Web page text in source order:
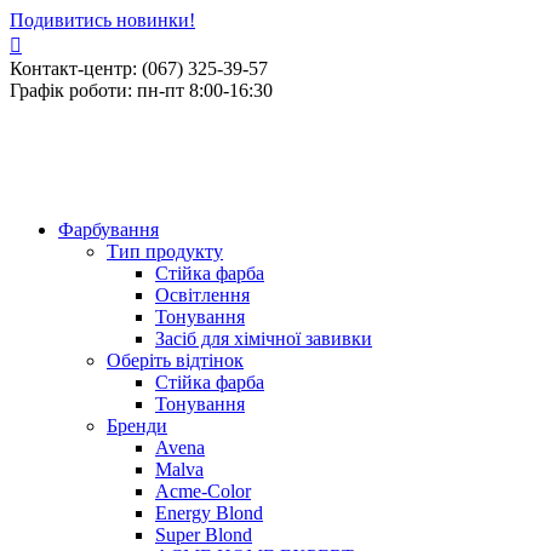
Подивитись новинки!
Контакт-центр: (067) 325-39-57
Графік роботи: пн-пт 8:00-16:30
Фарбування
Тип продукту
Стійка фарба
Освітлення
Тонування
Засіб для хімічної завивки
Оберіть відтінок
Стійка фарба
Тонування
Бренди
Avena
Malva
Acme-Color
Energy Blond
Super Blond